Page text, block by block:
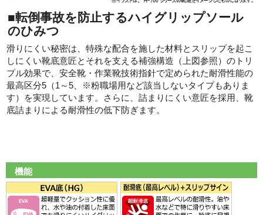
■転倒事故を防止するハイグリップソール
のひみつ
滑りにくい秘密は、特殊な配合を施した材料とスリップを起こ
しにくい靴底意匠とそれを支える補強構造（上図参照）のトリ
プル効果で、安全靴・作業靴技術指針で定められた耐滑性能の
最高区分5（1～5、※粉職場用など該当しないタイプもありま
す）を実現しています。さらに、詰まりにくい意匠を採用、靴
底詰まりによる耐滑性の低下防ぎます。
機能